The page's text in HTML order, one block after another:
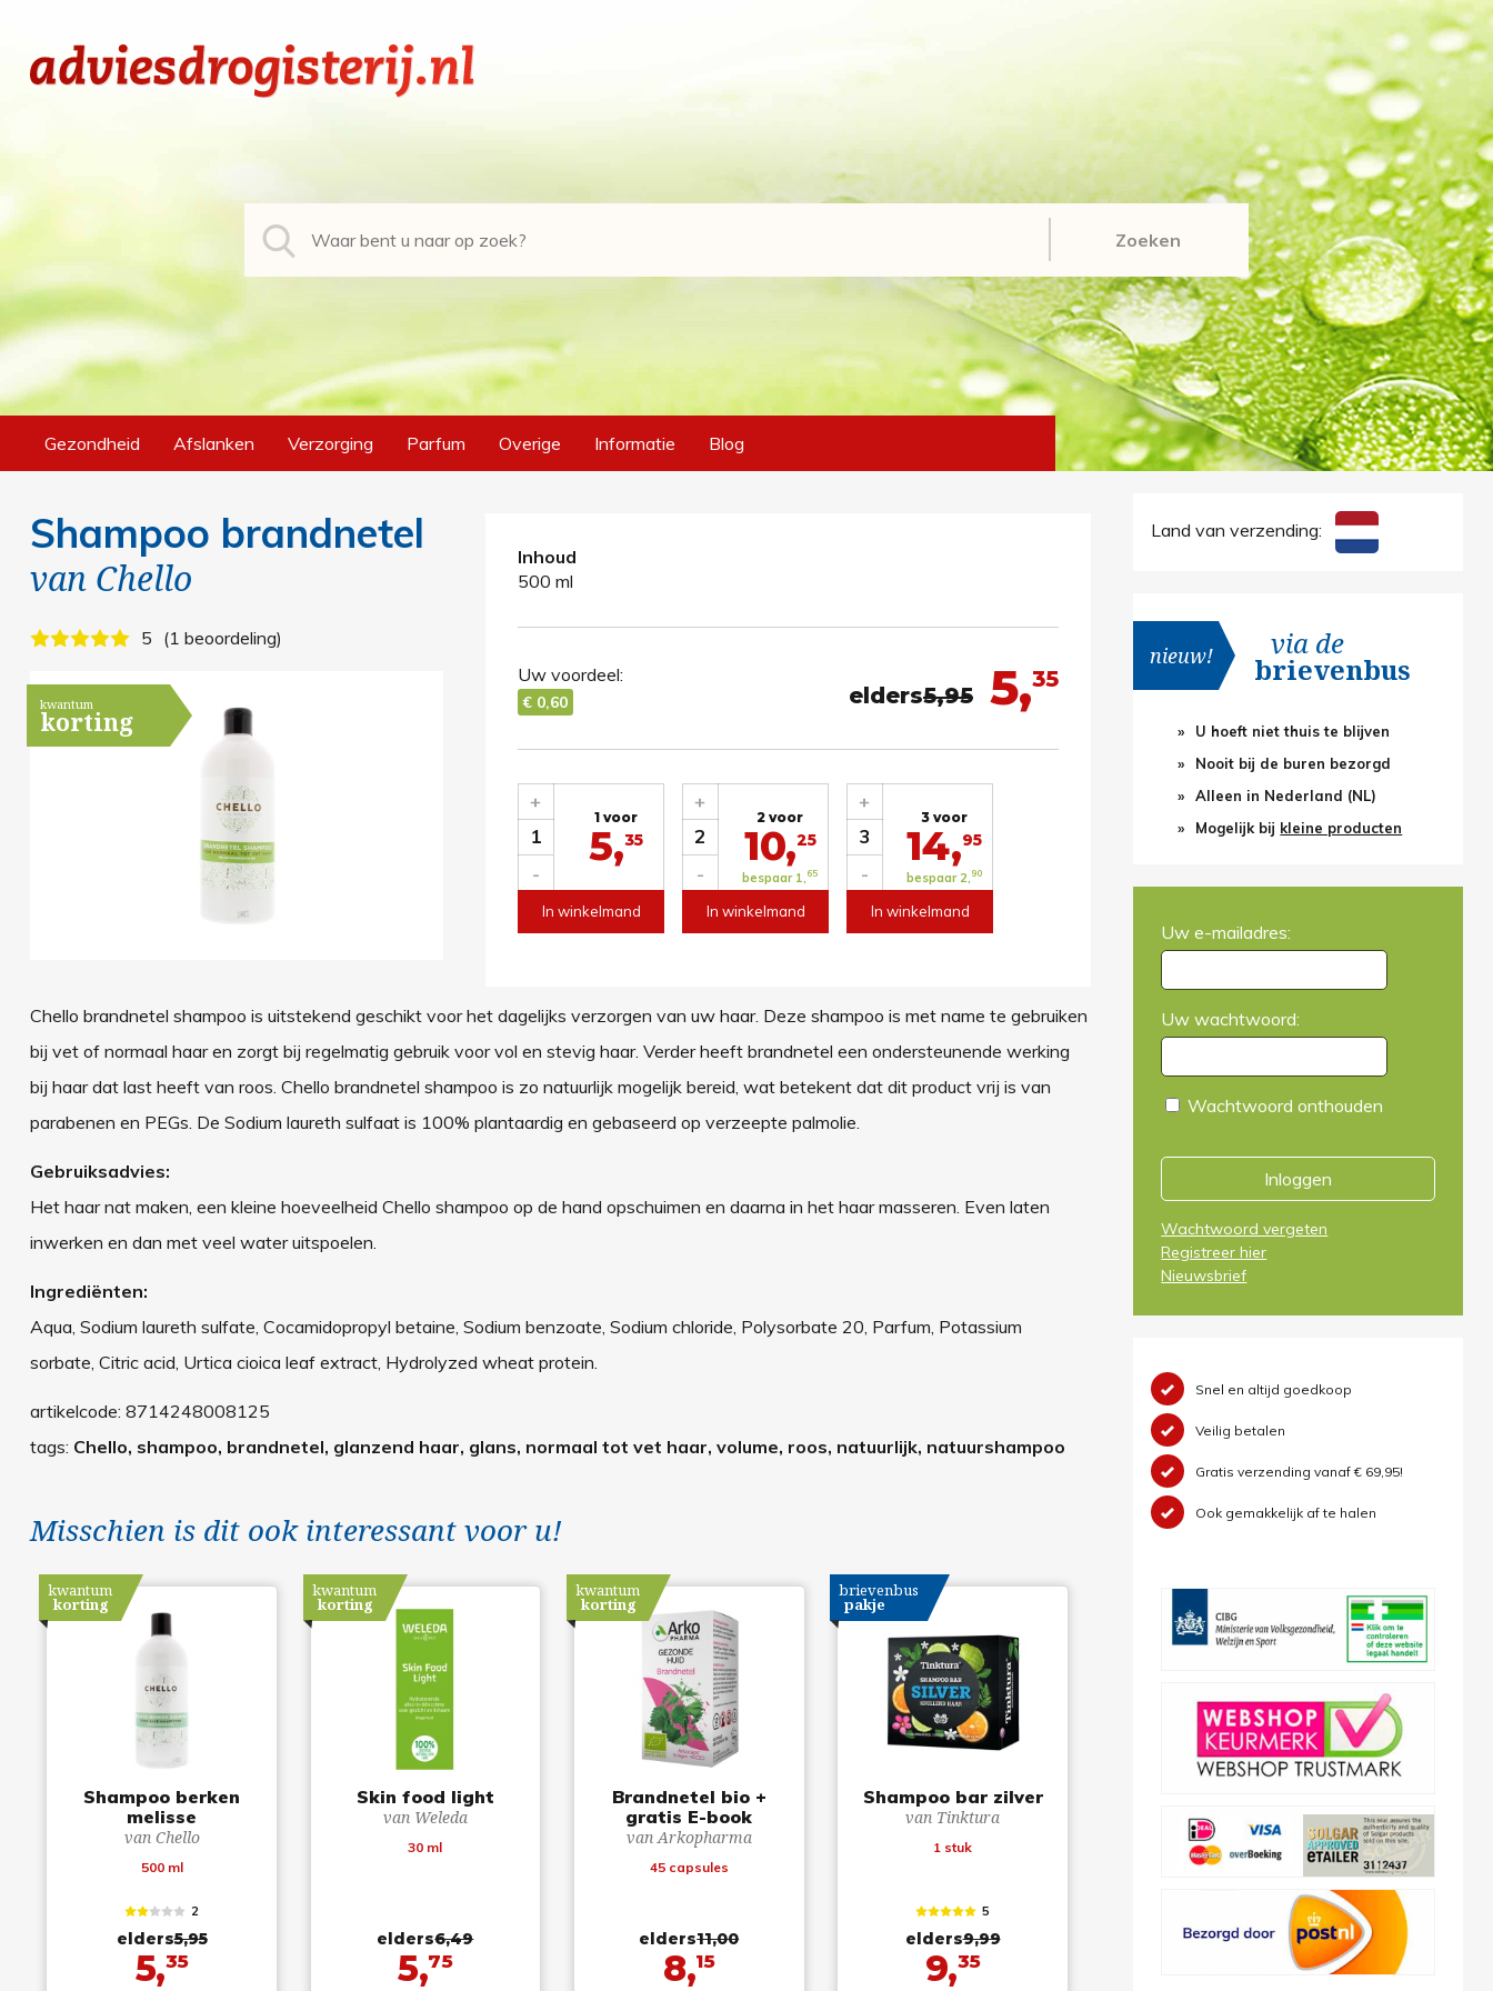
Zoeken
Gezondheid Afslanken Verzorging Parfum Overige Informatie Blog
Shampoo brandnetel
van Chello
5 1 beoordeling
kwantum
korting
Inhoud
500 ml
5,35
elders5,95
Uw voordeel:
€ 0,60
1
-
+
1 voor
5,35
In winkelmand
2
-
+
2 voor
10,25
bespaar 1, 65
In winkelmand
3
-
+
3 voor
14,95
bespaar 2, 90
In winkelmand
Chello brandnetel shampoo is uitstekend geschikt voor het dagelijks verzorgen van uw haar. Deze shampoo is met name te gebruiken
bij vet of normaal haar en zorgt bij regelmatig gebruik voor vol en stevig haar. Verder heeft brandnetel een ondersteunende werking
bij haar dat last heeft van roos. Chello brandnetel shampoo is zo natuurlijk mogelijk bereid, wat betekent dat dit product vrij is van
parabenen en PEGs. De Sodium laureth sulfaat is 100% plantaardig en gebaseerd op verzeepte palmolie.
Gebruiksadvies:
Het haar nat maken, een kleine hoeveelheid Chello shampoo op de hand opschuimen en daarna in het haar masseren. Even laten
inwerken en dan met veel water uitspoelen.
Ingrediënten:
Aqua, Sodium laureth sulfate, Cocamidopropyl betaine, Sodium benzoate, Sodium chloride, Polysorbate 20, Parfum, Potassium
sorbate, Citric acid, Urtica cioica leaf extract, Hydrolyzed wheat protein.
artikelcode: 8714248008125
tags: Chello, shampoo, brandnetel, glanzend haar, glans, normaal tot vet haar, volume, roos, natuurlijk, natuurshampoo
Misschien is dit ook interessant voor u!
Shampoo berken
melisse
van Chello
500 ml
kwantum
korting
2
elders5,95
5,35
Skin food light
van Weleda
30 ml
kwantum
korting
elders6,49
5,75
Brandnetel bio +
gratis E-book
van Arkopharma
45 capsules
kwantum
korting
elders11,00
8,15
Shampoo bar zilver
van Tinktura
1 stuk
brievenbus
pakje
5
elders9,99
9,35
Land van verzending:
nieuw! via de
brievenbus
U hoeft niet thuis te blijven
Nooit bij de buren bezorgd
Alleen in Nederland (NL)
Mogelijk bij kleine producten
Uw e-mailadres:
Uw wachtwoord:
Wachtwoord onthouden
Inloggen
Wachtwoord vergeten
Registreer hier
Nieuwsbrief
Snel en altijd goedkoop
Veilig betalen
Gratis verzending vanaf € 69,95!
Ook gemakkelijk af te halen